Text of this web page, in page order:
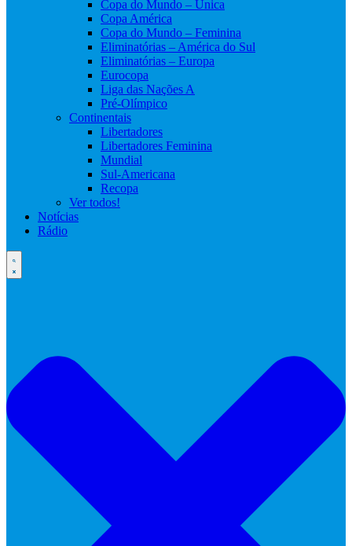
Copa do Mundo – Única
Copa América
Copa do Mundo – Feminina
Eliminatórias – América do Sul
Eliminatórias – Europa
Eurocopa
Liga das Nações A
Pré-Olímpico
Continentais
Libertadores
Libertadores Feminina
Mundial
Sul-Americana
Recopa
Ver todos!
Notícias
Rádio